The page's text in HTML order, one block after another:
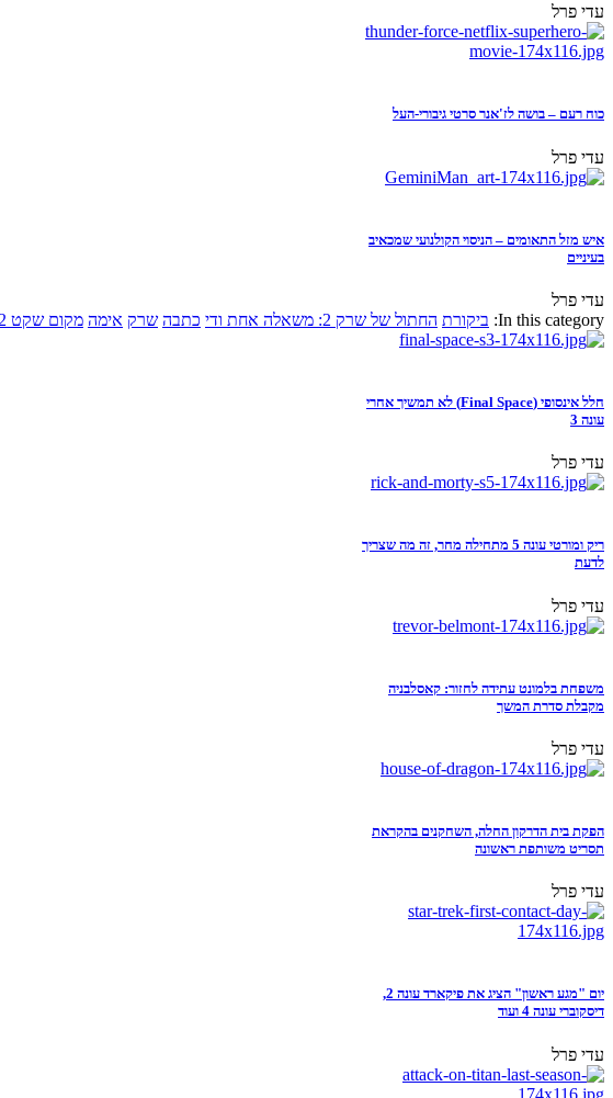
עדי פרל
כוח רעם – בושה לז'אנר סרטי גיבורי-העל
עדי פרל
איש מזל התאומים – הניסוי הקולנועי שמכאיב
בעיניים
עדי פרל
In this category: ביקורת החתול של שרק 2: משאלה אחת ודי כתבה שרק אימה מקום שקט 2
חלל אינסופי (Final Space) לא תמשיך אחרי
עונה 3
עדי פרל
ריק ומורטי עונה 5 מתחילה מחר, זה מה שצריך
לדעת
עדי פרל
משפחת בלמונט עתידה לחזור: קאסלבניה
מקבלת סדרת המשך
עדי פרל
הפקת בית הדרקון החלה, השחקנים בהקראת
תסריט משותפת ראשונה
עדי פרל
יום "מגע ראשון" הציג את פיקארד עונה 2,
דיסקוברי עונה 4 ועוד
עדי פרל